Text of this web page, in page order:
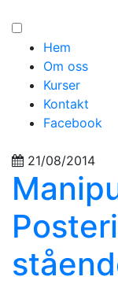
Hem
Om oss
Kurser
Kontakt
Facebook
21/08/2014